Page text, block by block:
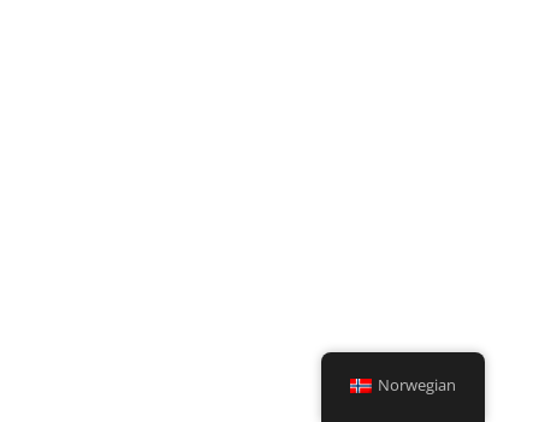
Norwegian